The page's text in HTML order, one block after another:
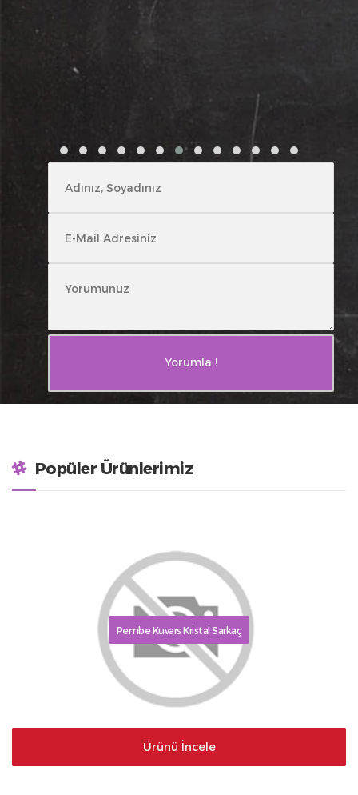
Yorumla !
Popüler Ürünlerimiz
Pembe Kuvars Kristal Sarkaç
Ürünü İncele